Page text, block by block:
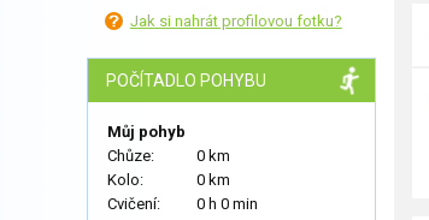
Jak si nahrát profilovou fotku?
POČÍTADLO POHYBU
Můj pohyb
Chůze:
0 km
Kolo:
0 km
Cvičení:
0 h 0 min